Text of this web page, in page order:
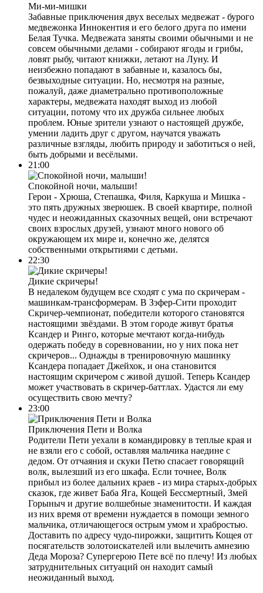
Ми-ми-мишки
Забавные приключения двух веселых медвежат - бурого
медвежонка Иннокентия и его белого друга по имени
Белая Тучка. Медвежата заняты своими обычными и не
совсем обычными делами - собирают ягоды и грибы,
ловят рыбу, читают книжки, летают на Луну. И
неизбежно попадают в забавные и, казалось бы,
безвыходные ситуации. Но, несмотря на разные,
пожалуй, даже диаметрально противоположные
характеры, медвежата находят выход из любой
ситуации, потому что их дружба сильнее любых
проблем. Юные зрители узнают о настоящей дружбе,
умении ладить друг с другом, научатся уважать
различные взгляды, любить природу и заботиться о ней,
быть добрыми и весёлыми.
21:00
Спокойной ночи, малыши!
Герои - Хрюша, Степашка, Филя, Каркуша и Мишка -
это пять дружных зверюшек. В своей квартире, полной
чудес и неожиданных сказочных вещей, они встречают
своих взрослых друзей, узнают много нового об
окружающем их мире и, конечно же, делятся
собственными открытиями с детьми.
22:30
Дикие скричеры!
В недалеком будущем все сходят с ума по скричерам -
машинкам-трансформерам. В Зэфер-Сити проходит
Скричер-чемпионат, победители которого становятся
настоящими звёздами. В этом городе живут братья
Ксандер и Ринго, которые мечтают когда-нибудь
одержать победу в соревновании, но у них пока нет
скричеров... Однажды в тренировочную машинку
Ксандера попадает Джейхок, и она становится
настоящим скричером с живой душой. Теперь Ксандер
может участвовать в скричер-баттлах. Удастся ли ему
осуществить свою мечту?
23:00
Приключения Пети и Волка
Родители Пети уехали в командировку в теплые края и
не взяли его с собой, оставляя мальчика наедине с
дедом. От отчаяния и скуки Петю спасает говорящий
волк, вылезший из его шкафа. Если точнее, Волк
прибыл из более дальних краев - из мира старых-добрых
сказок, где живет Баба Яга, Кощей Бессмертный, Змей
Горыныч и другие волшебные знаменитости. И каждая
из них время от времени нуждается в помощи земного
мальчика, отличающегося острым умом и храбростью.
Доставить по адресу чудо-пирожки, защитить Кощея от
посягательств золотоискателей или вылечить амнезию
Деда Мороза? Супергерою Пете всё по плечу! Из любых
затруднительных ситуаций он находит самый
неожиданный выход.